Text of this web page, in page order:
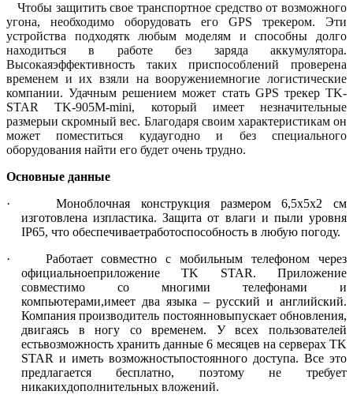
Чтобы защитить свое транспортное средство от возможного
угона, необходимо оборудовать его GPS трекером. Эти
устройства подходятк любым моделям и способны долго
находиться в работе без заряда аккумулятора.
Высокаяэффективность таких приспособлений проверена
временем и их взяли на вооружениемногие логистические
компании. Удачным решением может стать GPS трекерTK-
STAR
TK-905М-mini, который имеет незначительные
размерыи скромный вес. Благодаря своим характеристикам он
может поместиться кудаугодно и без специального
оборудования найти его будет очень трудно.
Основные данные
·
Моноблочная конструкция размером 6,5х5х2 см
изготовлена изпластика. Защита от влаги и пыли уровня
IP65, что обеспечиваетработоспособность в любую погоду.
·
Работает совместно с мобильным телефоном через
официальноеприложение TK STAR. Приложение
совместимо со многими телефонами и
компьютерами,имеет два языка – русский и английский.
Компания производитель постоянновыпускает обновления,
двигаясь в ногу со временем. У всех пользователей
естьвозможность хранить данные 6 месяцев на серверах TK
STAR и иметь возможностьпостоянного доступа. Все это
предлагается бесплатно, поэтому не требует
никакихдополнительных вложений.